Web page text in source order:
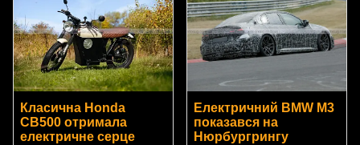
Класична Honda
CB500 отримала
електричне серце
Електричний BMW M3
показався на
Нюрбургрингу